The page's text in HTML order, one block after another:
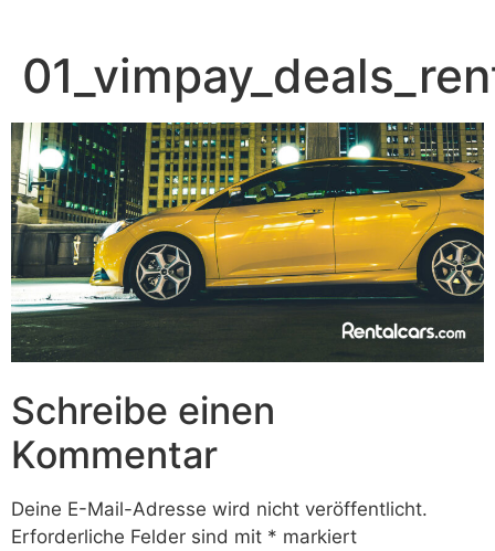
springen
Schreibe einen
Kommentar
Deine E-Mail-Adresse wird nicht veröffentlicht.
Erforderliche Felder sind mit * markiert